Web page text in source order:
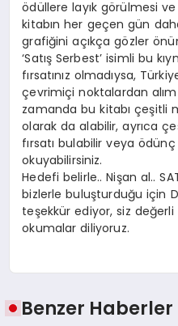
ödüllere layık görülmesi
kitabın her geçen gün
grafiğini açıkça gözler
‘Satış Serbest’ isimli bu
fırsatınız olmadıysa,
çevrimiçi noktalardan
zamanda bu kitabı çeşitli
olarak da alabilir, ayrıca
fırsatı bulabilir veya
okuyabilirsiniz.
Hedefi belirle.. Nişan al..
bizlerle buluşturduğu için
teşekkür ediyor, siz değerli
okumalar diliyoruz.
Benzer Haberler